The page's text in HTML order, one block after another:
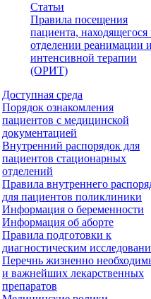
Статьи
Правила посещения
пациента, находящегося
отделении реанимации и
интенсивной терапии
(ОРИТ)
Доступная среда
Порядок ознакомления
пациентов с медицинской
документацией
Внутренний распорядок для
пациентов стационарных
отделений
Правила внутреннего
для пациентов поликлиники
Информация о беременности
Информация об аборте
Правила подготовки к
диагностическим
Перечнь жизненно
и важнейших лекарственных
препаратов